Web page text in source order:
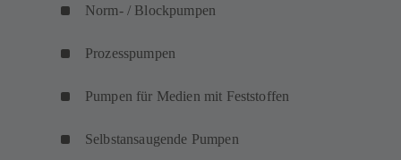
Norm- / Blockpumpen
Prozesspumpen
Pumpen für Medien mit Feststoffen
Selbstansaugende Pumpen